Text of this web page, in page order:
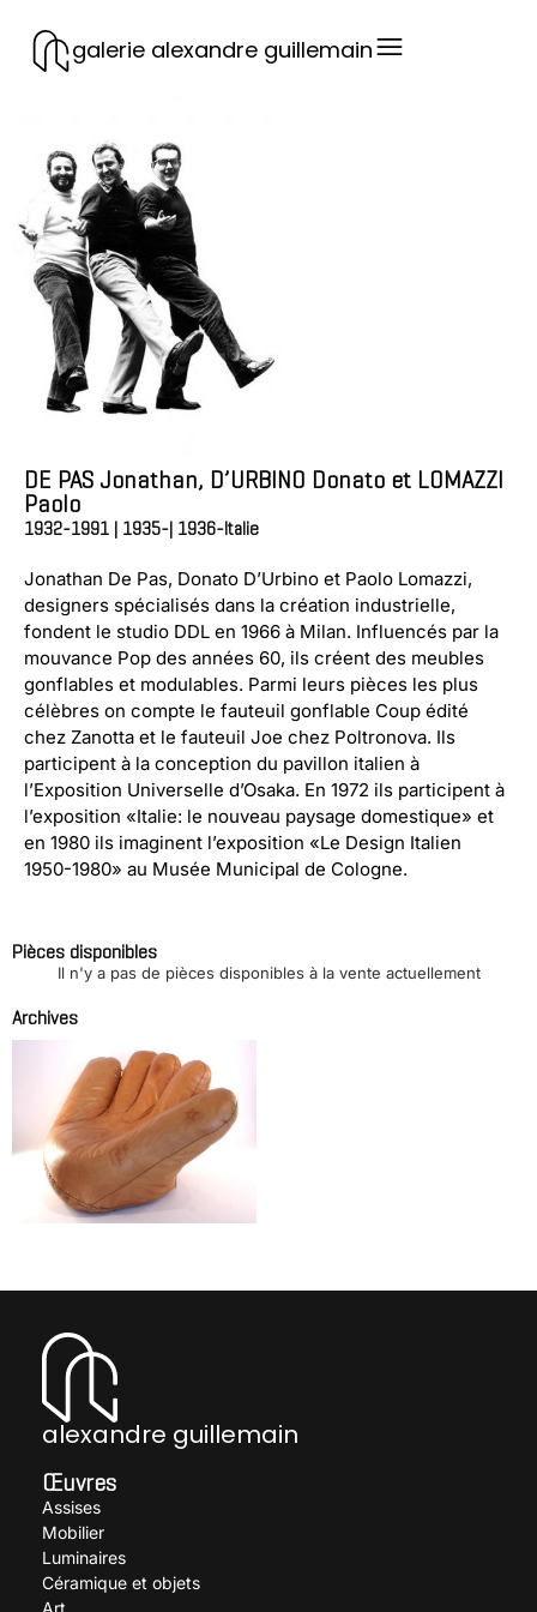
galerie alexandre guillemain
DE PAS Jonathan, D’URBINO Donato et LOMAZZI
Paolo
1932-1991 | 1935-| 1936-Italie
Jonathan De Pas, Donato D’Urbino et Paolo Lomazzi,
designers spécialisés dans la création industrielle,
fondent le studio DDL en 1966 à Milan. Influencés par la
mouvance Pop des années 60, ils créent des meubles
gonflables et modulables. Parmi leurs pièces les plus
célèbres on compte le fauteuil gonflable Coup édité
chez Zanotta et le fauteuil Joe chez Poltronova. Ils
participent à la conception du pavillon italien à
l’Exposition Universelle d’Osaka. En 1972 ils participent à
l’exposition «Italie: le nouveau paysage domestique» et
en 1980 ils imaginent l’exposition «Le Design Italien
1950-1980» au Musée Municipal de Cologne.
Pièces disponibles
Il n'y a pas de pièces disponibles à la vente actuellement
Archives
DE PAS Jonathan, D'URBINO
alexandre guillemain
Œuvres
Assises
Mobilier
Luminaires
Céramique et objets
Art